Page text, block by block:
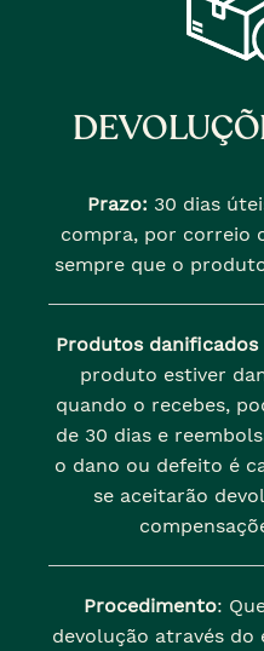
Prazo: 30 dias
compra, por correio
sempre que o
Produtos
produto estiver
quando o recebes,
de 30 dias e
o dano ou defeito é
se aceitarão
Procedimento:
devolução através